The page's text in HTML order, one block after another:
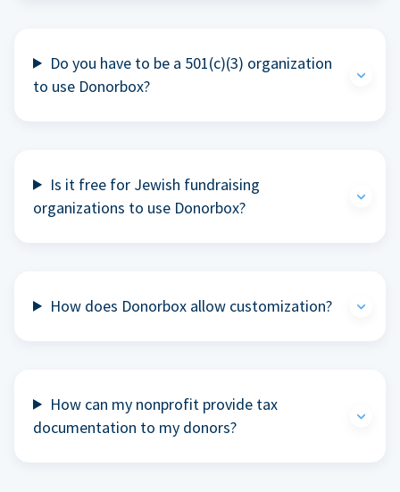
Do you have to be a 501(c)(3) organization
to use Donorbox?
Is it free for Jewish fundraising
organizations to use Donorbox?
How does Donorbox allow customization?
How can my nonprofit provide tax
documentation to my donors?